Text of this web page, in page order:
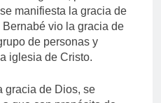
manifiesta la gracia de
vio la gracia de
de personas y
iglesia de Cristo.
gracia de Dios, se